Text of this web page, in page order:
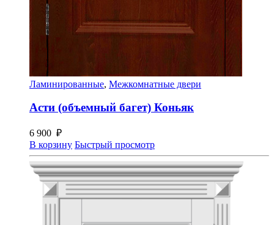
Ламинированные, Межкомнатные двери
Асти (объемный багет) Коньяк
6 900 ₽
В корзину Быстрый просмотр